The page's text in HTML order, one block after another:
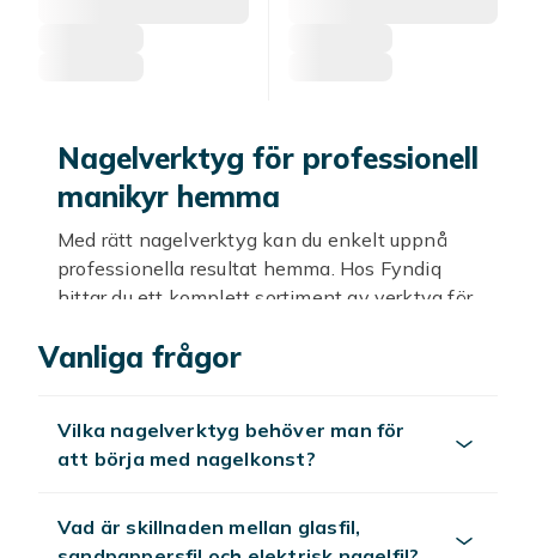
Nagelverktyg för professionell
manikyr hemma
Med rätt nagelverktyg kan du enkelt uppnå
professionella resultat hemma. Hos Fyndiq
hittar du ett komplett sortiment av verktyg för
och penslar till avancerade nagelmaskiner och
Verktyg för gel och
För gelmanikyr behöver du ett urval av
Vanliga frågor
Vilka nagelverktyg behöver man för
att börja med nagelkonst?
Vad är skillnaden mellan glasfil,